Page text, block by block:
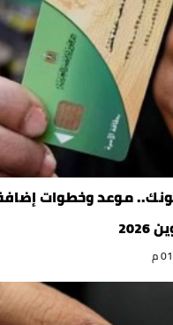
موعد وخطوات